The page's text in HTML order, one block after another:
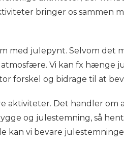
bringer os sammen
med julepynt. Selvom det
Vi kan fx hænge
forskel og bidrage til at
aktiviteter. Det handler om
og julestemning, så
kan vi bevare